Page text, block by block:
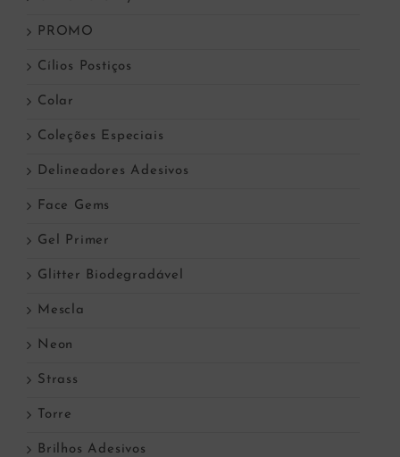
PROMO
Cílios Postiços
Colar
Coleções Especiais
Delineadores Adesivos
Face Gems
Gel Primer
Glitter Biodegradável
Mescla
Neon
Strass
Torre
Brilhos Adesivos